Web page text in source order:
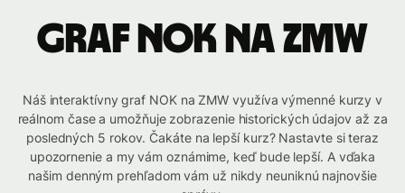
graf NOK na ZMW
Náš interaktívny graf NOK na ZMW využíva výmenné kurzy v
reálnom čase a umožňuje zobrazenie historických údajov až za
posledných 5 rokov. Čakáte na lepší kurz? Nastavte si teraz
upozornenie a my vám oznámime, keď bude lepší. A vďaka
našim denným prehľadom vám už nikdy neuniknú najnovšie